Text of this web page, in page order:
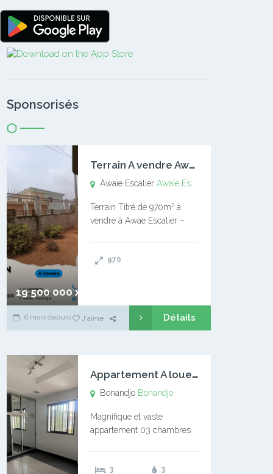
Sponsorisés
19 500 000 xaf
T
errain A vendre Awaïe Escalier
Awaïe EscalierAwaïe Escalier
Terrain Titré de 970m² à
vendre à Awae Escalier –
l’Université Catholique –
970
6 mois depuis J'aime Détails
A
ppartement A louer Bonandjo
Bonandjo Bonandjo
Magnifique et vaste
appartement 03 chambres
douches 01 vaste salon 01
3
3